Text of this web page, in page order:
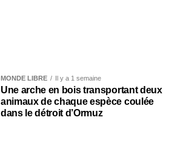
MONDE LIBRE Il y a 1 semaine
Une arche en bois transportant deux
animaux de chaque espèce coulée
dans le détroit d’Ormuz